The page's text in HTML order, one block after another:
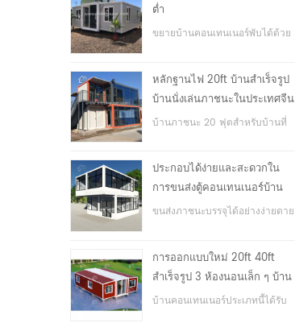
ต่ำ
ขยายบ้านคอนเทนเนอร์พับได้ด้วย
หลักฐานไฟ 20ft บ้านสำเร็จรูป
บ้านนั่งเล่นภาชนะในประเทศจีน
บ้านภาชนะ 20 ฟุตสำหรับบ้านที่
ประกอบได้ง่ายและสะดวกใน
การขนส่งตู้คอนเทนเนอร์บ้าน
ขนส่งภาชนะบรรจุได้อย่างง่ายดาย
การออกแบบใหม่ 20ft 40ft
สำเร็จรูป 3 ห้องนอนเล็ก ๆ บ้าน
ภาชนะขยาย
บ้านคอนเทนเนอร์ประเภทนี้ได้รับ